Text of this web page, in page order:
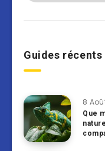
Guides récents
8
Que